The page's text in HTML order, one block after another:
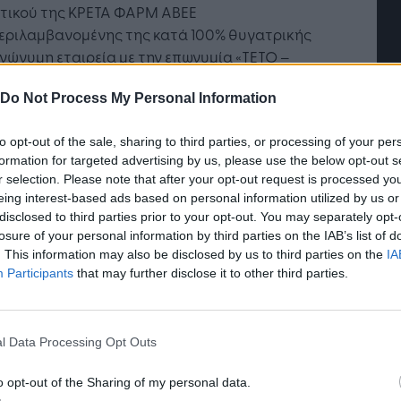
Do Not Process My Personal Information
opt-out of the sale, sharing to third parties, or processing of your
for targeted advertising by us, please use the below opt-out
selection. Please note that after your opt-out request is processed
interest-based ads based on personal information utilized by us
to third parties prior to your opt-out. You may separately
of your personal information by third parties on the IAB’s list of
This information may also be disclosed by us to third parties on the
Participants that may further disclose it to other third parties.
Data Processing Opt Outs
opt-out of the Sharing of my personal data.
της ΚΡΕΤΑ ΦΑΡΜ ΑΒΕΕ
της κατά 100% θυγατρικής
εταιρεία με την επωνυμία «ΤΕΤΟ –
ΕΠΙΧΕΙΡΗΣΕΩΝ».
το περιεχόμενο του διατακτικού της
απόφασης:
Ανταγωνισμού σε Ολομέλεια ομόφωνα
την από 25.02.2020 (αριθ. Πρωτ. 1618)
συγκέντρωση που αφορά στην
αποκλειστικού ελέγχου από τη
της Βουλγάρικης Δημοκρατίας «ΜΠΕΛΛΑ
ΜΠΟΥΛΓΚΑΡΙΑ (BULGARIA) Α.Ε. (A.D.)» μέσω
«IMPALA HELLAS BIOMHXANIKH KAI
Η Τεχνητή Νοημοσύνη: το νέο
λειτουργικό σύστημα της
επιχείρησης